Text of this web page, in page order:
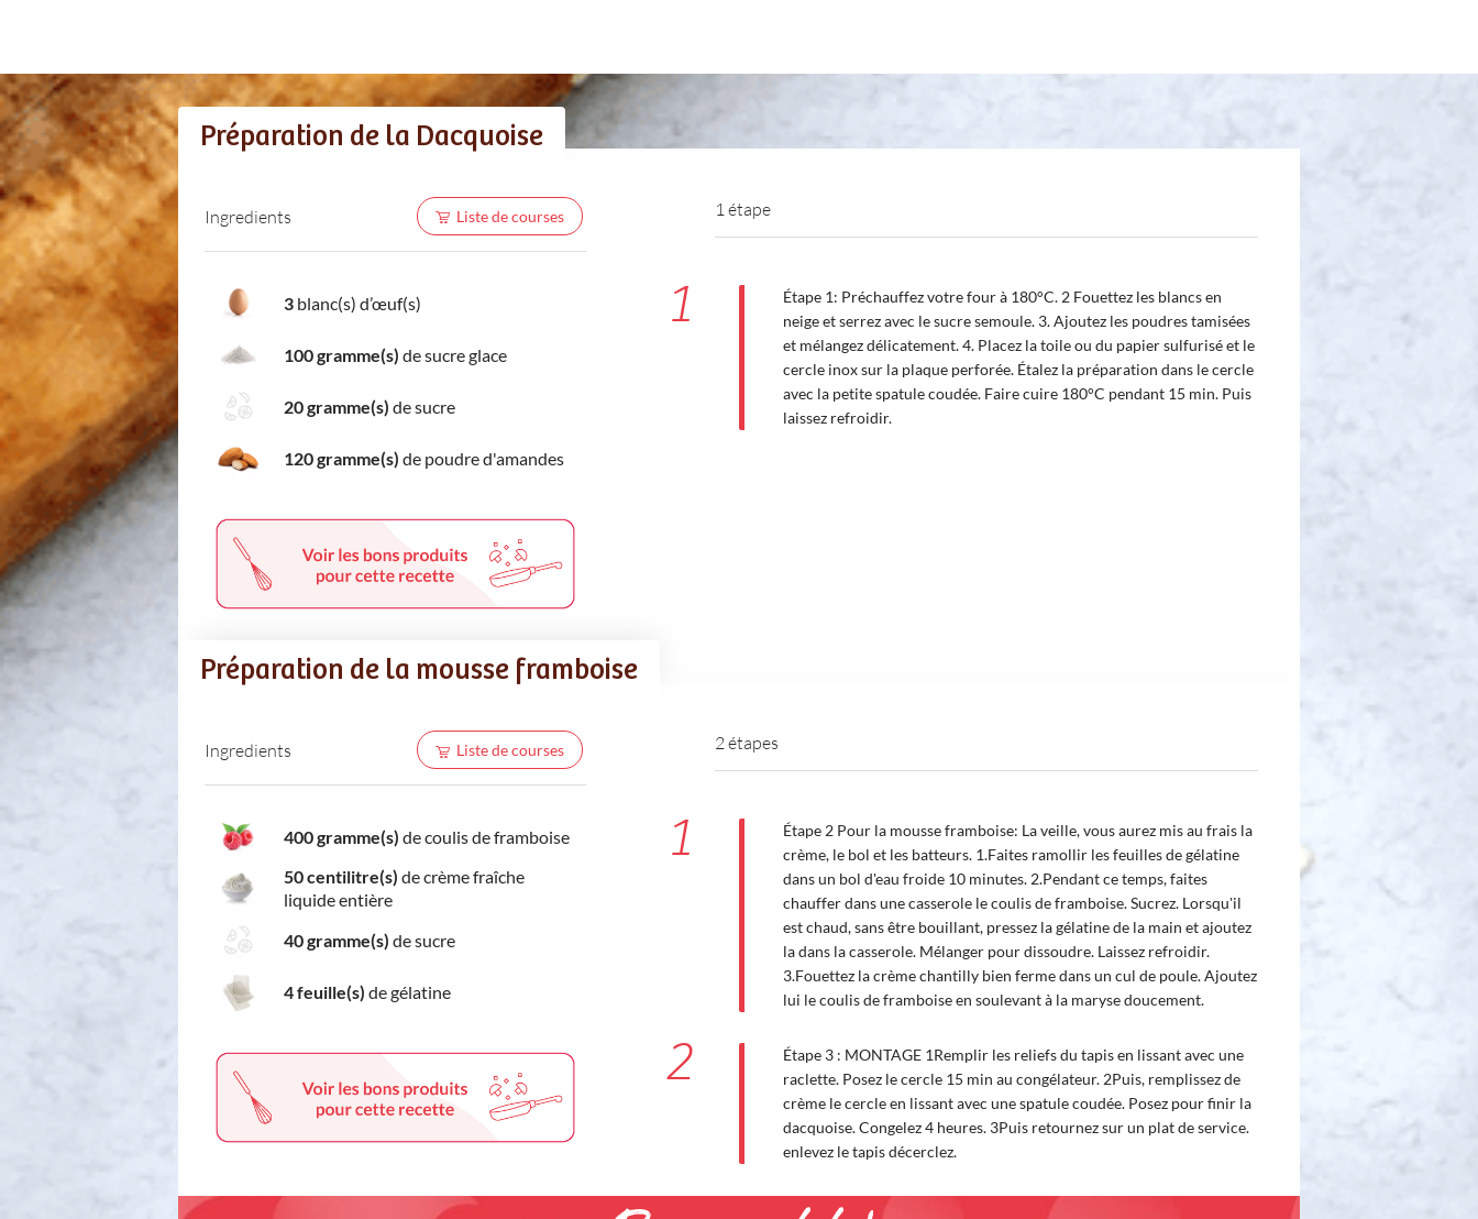
Préparation de la Dacquoise
Ingredients Liste de courses
3 blanc(s) d’œuf(s)
100 gramme(s) de sucre glace
20 gramme(s) de sucre
120 gramme(s) de poudre d'amandes
1 étape
1
Étape 1: Préchauffez votre four à 180°C. 2 Fouettez les blancs en
neige et serrez avec le sucre semoule. 3. Ajoutez les poudres tamisées
et mélangez délicatement. 4. Placez la toile ou du papier sulfurisé et le
cercle inox sur la plaque perforée. Étalez la préparation dans le cercle
avec la petite spatule coudée. Faire cuire 180°C pendant 15 min. Puis
laissez refroidir.
Préparation de la mousse framboise
Ingredients Liste de courses
400 gramme(s) de coulis de framboise
50 centilitre(s) de crème fraîche
liquide entière
40 gramme(s) de sucre
4 feuille(s) de gélatine
2 étapes
1
Étape 2 Pour la mousse framboise: La veille, vous aurez mis au frais la
crème, le bol et les batteurs. 1.Faites ramollir les feuilles de gélatine
dans un bol d'eau froide 10 minutes. 2.Pendant ce temps, faites
chauffer dans une casserole le coulis de framboise. Sucrez. Lorsqu'il
est chaud, sans être bouillant, pressez la gélatine de la main et ajoutez
la dans la casserole. Mélanger pour dissoudre. Laissez refroidir.
3.Fouettez la crème chantilly bien ferme dans un cul de poule. Ajoutez
lui le coulis de framboise en soulevant à la maryse doucement.
2
Étape 3 : MONTAGE 1Remplir les reliefs du tapis en lissant avec une
raclette. Posez le cercle 15 min au congélateur. 2Puis, remplissez de
crème le cercle en lissant avec une spatule coudée. Posez pour finir la
dacquoise. Congelez 4 heures. 3Puis retournez sur un plat de service.
enlevez le tapis décerclez.